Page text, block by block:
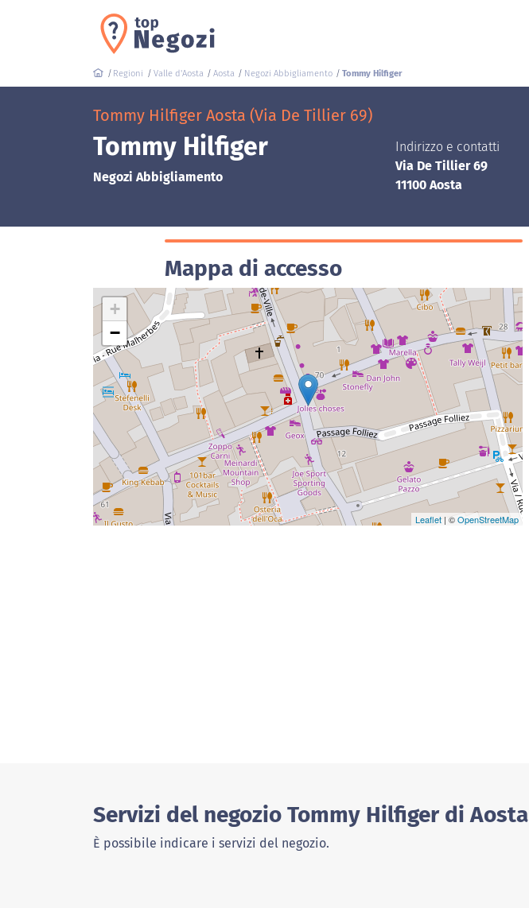
Regioni Valle d'Aosta Aosta Negozi Abbigliamento Tommy Hilfiger
Tommy Hilfiger Aosta (Via De Tillier 69)
Tommy Hilfiger
Negozi Abbigliamento
Indirizzo e contatti
Via De Tillier 69
11100 Aosta
Mappa di accesso
+
−
Leaflet | ©OpenStreetMap
Servizi del negozio Tommy Hilfiger di Aosta
È possibile indicare i servizi del negozio.